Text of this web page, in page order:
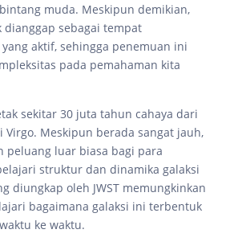
muda. Meskipun demikian,
dianggap sebagai tempat
aktif, sehingga penemuan ini
pada pemahaman kita
sekitar 30 juta tahun cahaya dari
Virgo. Meskipun berada sangat jauh,
peluang luar biasa bagi para
struktur dan dinamika galaksi
diungkap oleh JWST memungkinkan
bagaimana galaksi ini terbentuk
ke waktu.